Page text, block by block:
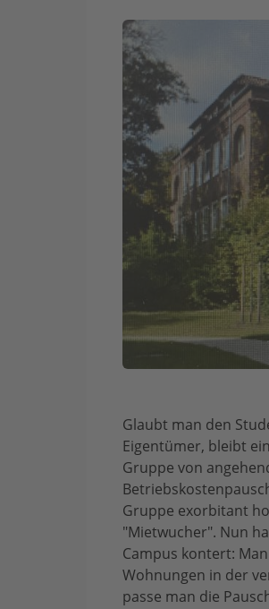
Glaubt man den
Eigentümer, bleibt
Gruppe von
Gruppe exorbitant
"Mietwucher". Nun
Campus kontert:
Wohnungen in der
passe man die